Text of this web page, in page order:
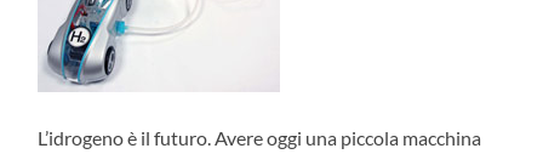
L’idrogeno è il futuro. Avere oggi una piccola macchina